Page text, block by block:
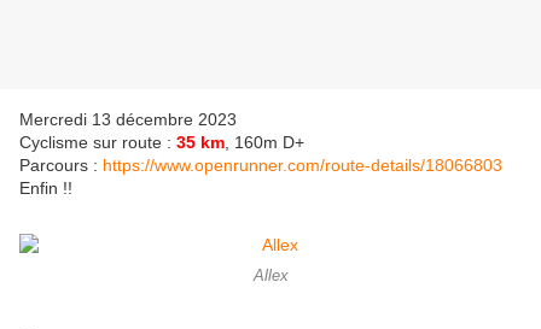
Mercredi 13 décembre 2023
Cyclisme sur route : 35 km , 160m D+
Parcours : https://www.openrunner.com/route-details/18066803
Enfin !!
Allex